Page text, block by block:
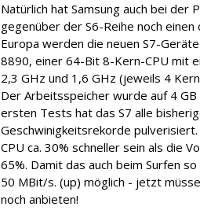
Natürlich hat Samsung auch bei der
gegenüber der S6-Reihe noch
Europa werden die neuen S7-
8890, einer 64-Bit 8-Kern-CPU mit
2,3 GHz und 1,6 GHz (jeweils 4
Der Arbeitsspeicher wurde auf 4 GB
ersten Tests hat das S7 alle
Geschwinigkeitsrekorde
CPU ca. 30% schneller sein als die
65%. Damit das auch beim Surfen
50 MBit/s. (up) möglich - jetzt
noch anbieten!